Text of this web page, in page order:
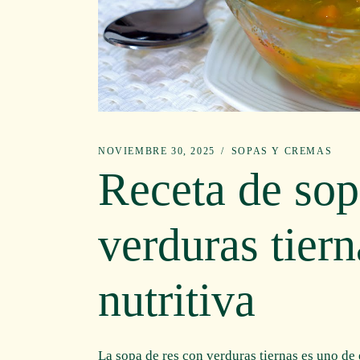
NOVIEMBRE 30, 2025 SOPAS Y CREMAS
Receta de
verduras
nutritiva
La sopa de res con verduras tiernas es uno